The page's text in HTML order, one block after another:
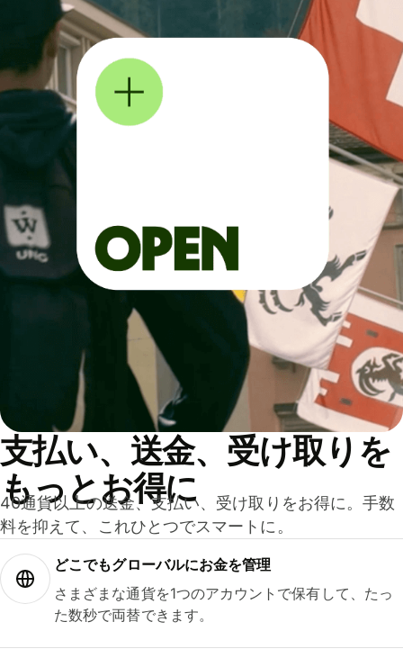
支払い、送金、受け取りを
もっとお得に
40通貨以上の送金、支払い、受け取りをお得に。手数
料を抑えて、これひとつでスマートに。
どこでもグ⁠ロ⁠ー⁠バ⁠ルにお金を管理
さまざまな通貨を1つのアカウントで保有して、たっ
た数秒で両替できます。